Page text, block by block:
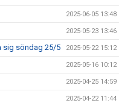
2025-06-05 13:48
2025-05-23 13:46
sig söndag 25/5 2025-05-22 15:12
2025-05-16 10:12
2025-04-25 14:59
2025-04-22 11:44